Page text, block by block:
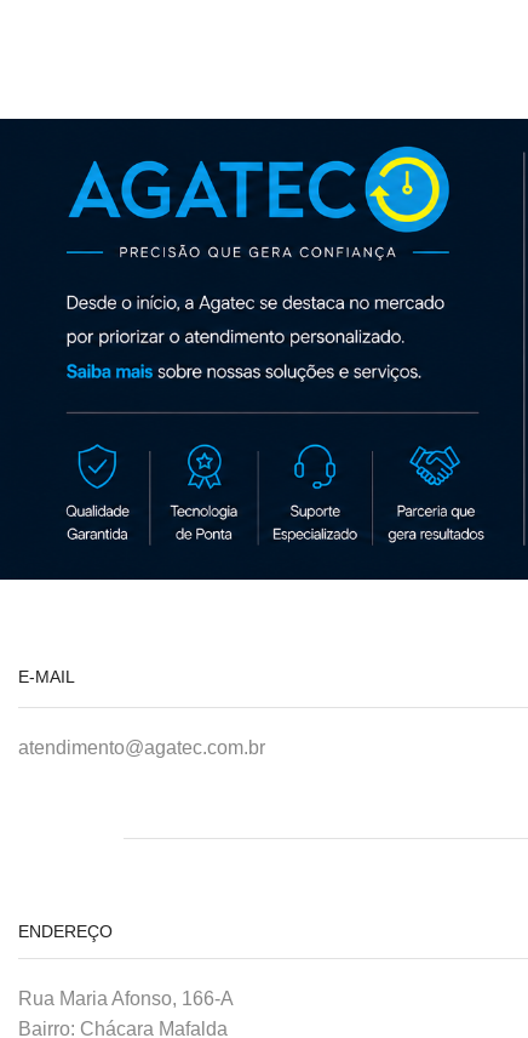
E-MAIL
atendimento@agatec.com.br
ENDEREÇO
Rua Maria Afonso, 166-A
Bairro: Chácara Mafalda